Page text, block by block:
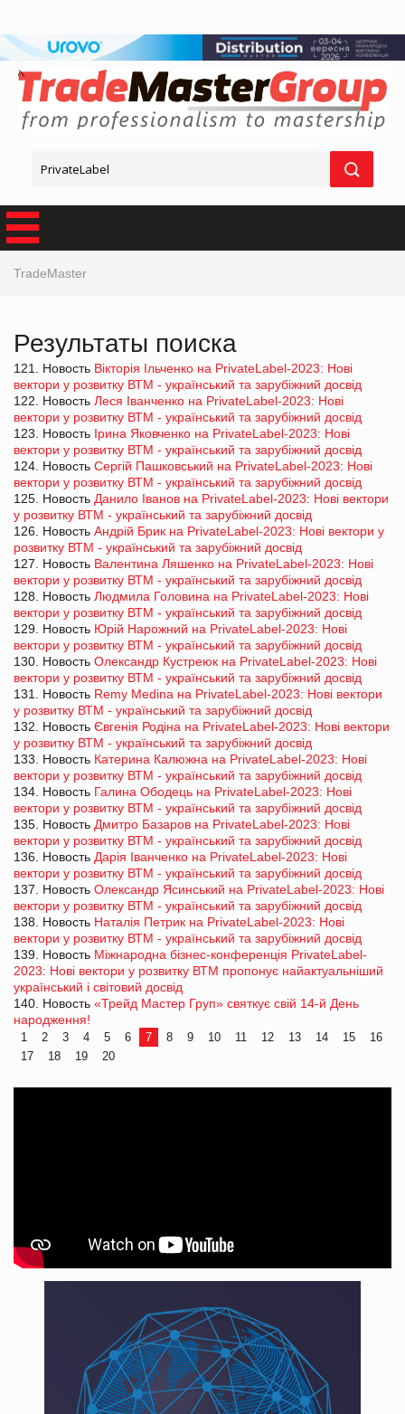
TradeMaster
Результаты поиска
121. Новость Вікторія Ільченко на PrivateLabel-2023: Нові
вектори у розвитку ВТМ - український та зарубіжний досвід
122. Новость Леся Іванченко на PrivateLabel-2023: Нові
вектори у розвитку ВТМ - український та зарубіжний досвід
123. Новость Ірина Яковченко на PrivateLabel-2023: Нові
вектори у розвитку ВТМ - український та зарубіжний досвід
124. Новость Сергій Пашковський на PrivateLabel-2023: Нові
вектори у розвитку ВТМ - український та зарубіжний досвід
125. Новость Данило Іванов на PrivateLabel-2023: Нові вектори
у розвитку ВТМ - український та зарубіжний досвід
126. Новость Андрій Брик на PrivateLabel-2023: Нові вектори у
розвитку ВТМ - український та зарубіжний досвід
127. Новость Валентина Ляшенко на PrivateLabel-2023: Нові
вектори у розвитку ВТМ - український та зарубіжний досвід
128. Новость Людмила Головина на PrivateLabel-2023: Нові
вектори у розвитку ВТМ - український та зарубіжний досвід
129. Новость Юрій Нарожний на PrivateLabel-2023: Нові
вектори у розвитку ВТМ - український та зарубіжний досвід
130. Новость Олександр Кустреюк на PrivateLabel-2023: Нові
вектори у розвитку ВТМ - український та зарубіжний досвід
131. Новость Remy Medina на PrivateLabel-2023: Нові вектори
у розвитку ВТМ - український та зарубіжний досвід
132. Новость Євгенія Родіна на PrivateLabel-2023: Нові вектори
у розвитку ВТМ - український та зарубіжний досвід
133. Новость Катерина Калюжна на PrivateLabel-2023: Нові
вектори у розвитку ВТМ - український та зарубіжний досвід
134. Новость Галина Ободець на PrivateLabel-2023: Нові
вектори у розвитку ВТМ - український та зарубіжний досвід
135. Новость Дмитро Базаров на PrivateLabel-2023: Нові
вектори у розвитку ВТМ - український та зарубіжний досвід
136. Новость Дарія Іванченко на PrivateLabel-2023: Нові
вектори у розвитку ВТМ - український та зарубіжний досвід
137. Новость Олександр Ясинський на PrivateLabel-2023: Нові
вектори у розвитку ВТМ - український та зарубіжний досвід
138. Новость Наталія Петрик на PrivateLabel-2023: Нові
вектори у розвитку ВТМ - український та зарубіжний досвід
139. Новость Міжнародна бізнес-конференція PrivateLabel-
2023: Нові вектори у розвитку ВТМ пропонує найактуальніший
український і світовий досвід
140. Новость «Трейд Мастер Груп» святкує свій 14-й День
народження!
1 2 3 4 5 6 7 8 9 10 11 12 13 14 15
16
17
18 19 20